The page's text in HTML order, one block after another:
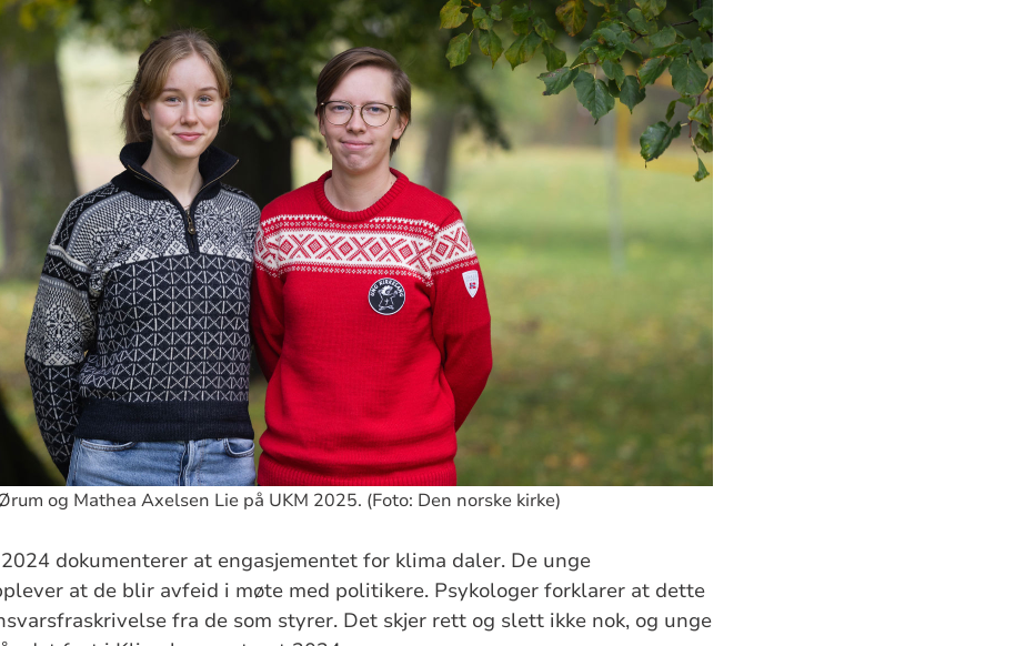
og Mathea Axelsen Lie på UKM 2025. (Foto: Den norske kirke)
dokumenterer at engasjementet for klima daler. De unge
at de blir avfeid i møte med politikere. Psykologer forklarer at dette
fra de som styrer. Det skjer rett og slett ikke nok, og unge